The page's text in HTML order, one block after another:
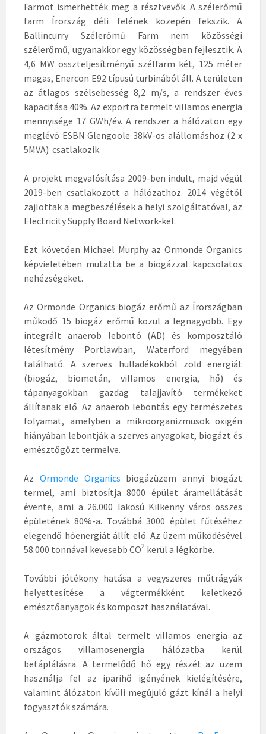
Farmot ismerhették meg a résztvevők. A szélerőmű
farm Írország déli felének közepén fekszik. A
Ballincurry Szélerőmű Farm nem közösségi
szélerőmű, ugyanakkor egy közösségben fejlesztik. A
4,6 MW összteljesítményű szélfarm két, 125 méter
magas, Enercon E92 típusú turbinából áll. A területen
az átlagos szélsebesség 8,2 m/s, a rendszer éves
kapacitása 40%. Az exportra termelt villamos energia
mennyisége 17 GWh/év. A rendszer a hálózaton egy
meglévő ESBN Glengoole 38kV-os alállomáshoz (2 x
5MVA) csatlakozik.
A projekt megvalósítása 2009-ben indult, majd végül
2019-ben csatlakozott a hálózathoz. 2014 végétől
zajlottak a megbeszélések a helyi szolgáltatóval, az
Electricity Supply Board Network-kel.
Ezt követően Michael Murphy az Ormonde Organics
képvieletében mutatta be a biogázzal kapcsolatos
nehézségeket.
Az Ormonde Organics biogáz erőmű az Írországban
működő 15 biogáz erőmű közül a legnagyobb. Egy
integrált anaerob lebontó (AD) és komposztáló
létesítmény Portlawban, Waterford megyében
található. A szerves hulladékokból zöld energiát
(biogáz, biometán, villamos energia, hő) és
tápanyagokban gazdag talajjavító termékeket
állítanak elő. Az anaerob lebontás egy természetes
folyamat, amelyben a mikroorganizmusok oxigén
hiányában lebontják a szerves anyagokat, biogázt és
emésztőgőzt termelve.
Az Ormonde Organics biogázüzem annyi biogázt
termel, ami biztosítja 8000 épület áramellátását
évente, ami a 26.000 lakosú Kilkenny város összes
épületének 80%-a. Továbbá 3000 épület fűtéséhez
elegendő hőenergiát állít elő. Az üzem működésével
58.000 tonnával kevesebb CO2 kerül a légkörbe.
További jótékony hatása a vegyszeres műtrágyák
helyettesítése a végtermékként keletkező
emésztőanyagok és komposzt használatával.
A gázmotorok által termelt villamos energia az
országos villamosenergia hálózatba kerül
betáplálásra. A termelődő hő egy részét az üzem
használja fel az iparihő igényének kielégítésére,
valamint álózaton kívüli megújuló gázt kínál a helyi
fogyasztók számára.